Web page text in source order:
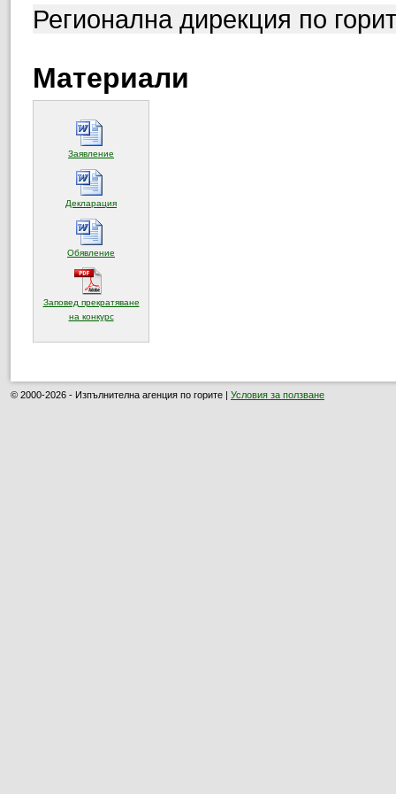
Регионална дирекция по
Материали
Заявление
Декларация(отваря се в нов прозорец)
Обявление
Заповед прекратяване
на конкурс(отваря се в нов прозорец)
© 2000-2026 - Изпълнителна агенция по горите | Условия за ползване